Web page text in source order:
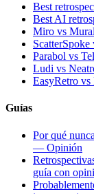
Best
Best AI
Miro vs Mural
ScatterSpoke
Parabol vs
Ludi vs
EasyRetro vs
Guías
Por qué
— Opinión
guía con